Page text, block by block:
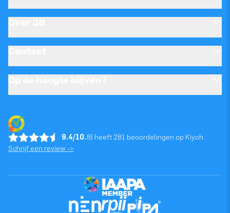
9.4/10JB heeft 281 beoordelingen op Kiyoh
Schrijf een review ->